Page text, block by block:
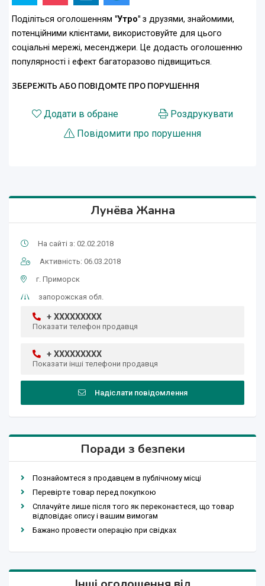
Поділіться оголошенням "Утро" з друзями, знайомими,
потенційними клієнтами, використовуйте для цього
соціальні мережі, месенджери. Це додасть оголошенню
популярності і ефект багаторазово підвищиться.
ЗБЕРЕЖІТЬ АБО ПОВІДОМТЕ ПРО ПОРУШЕННЯ
Додати в обране
Роздрукувати
Повідомити про порушення
Лунёва Жанна
На сайті з: 02.02.2018
Активність: 06.03.2018
г. Приморск
запорожская обл.
+ XXXXXXXXX
Показати телефон продавця
+ XXXXXXXXX
Показати інші телефони продавця
Надіслати повідомлення
Поради з безпеки
Познайомтеся з продавцем в публічному місці
Перевірте товар перед покупкою
Сплачуйте лише після того як переконаєтеся, що товар
відповідає опису і вашим вимогам
Бажано провести операцію при свідках